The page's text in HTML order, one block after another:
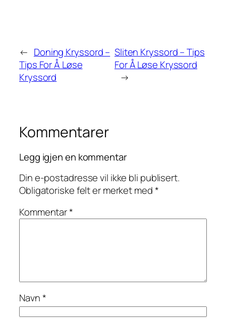
← Doning Kryssord –
Tips For Å Løse
Kryssord
Sliten Kryssord – Tips
For Å Løse Kryssord
→
Kommentarer
Legg igjen en kommentar
Din e-postadresse vil ikke bli publisert.
Obligatoriske felt er merket med*
Kommentar*
Navn*